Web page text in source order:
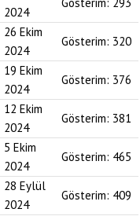
2024
26 Ekim
2024
Gösterim: 320
19 Ekim
2024
Gösterim: 376
12 Ekim
2024
Gösterim: 381
5 Ekim
2024
Gösterim: 465
28 Eylül
2024
Gösterim: 409